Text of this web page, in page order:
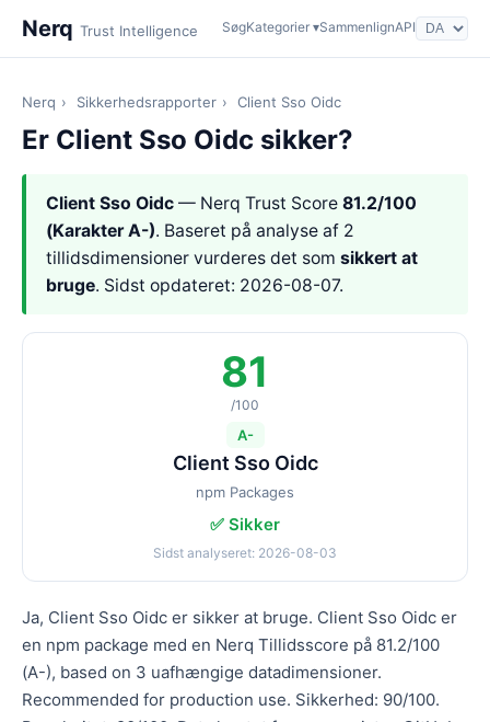
Nerq Trust Intelligence SøgKategorier ▾SammenlignAPI
Nerq › Sikkerhedsrapporter › Client Sso Oidc
Er Client Sso Oidc sikker?
Client Sso Oidc — Nerq Trust Score 81.2/100
(Karakter A-). Baseret på analyse af 2
tillidsdimensioner vurderes det som sikkert at
bruge. Sidst opdateret: 2026-08-07.
81
/100
A-
Client Sso Oidc
npm Packages
✅ Sikker
Sidst analyseret: 2026-08-03
Ja, Client Sso Oidc er sikker at bruge. Client Sso Oidc er
en npm package med en Nerq Tillidsscore på 81.2/100
(A-), based on 3 uafhængige datadimensioner.
Recommended for production use. Sikkerhed: 90/100.